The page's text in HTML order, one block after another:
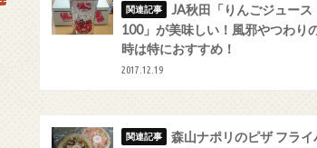
JA秋田「りんごジュース
100」が美味しい！風邪やつわり
時は特におすすめ！
2017.12.19
森山ナポリのピザ フライ